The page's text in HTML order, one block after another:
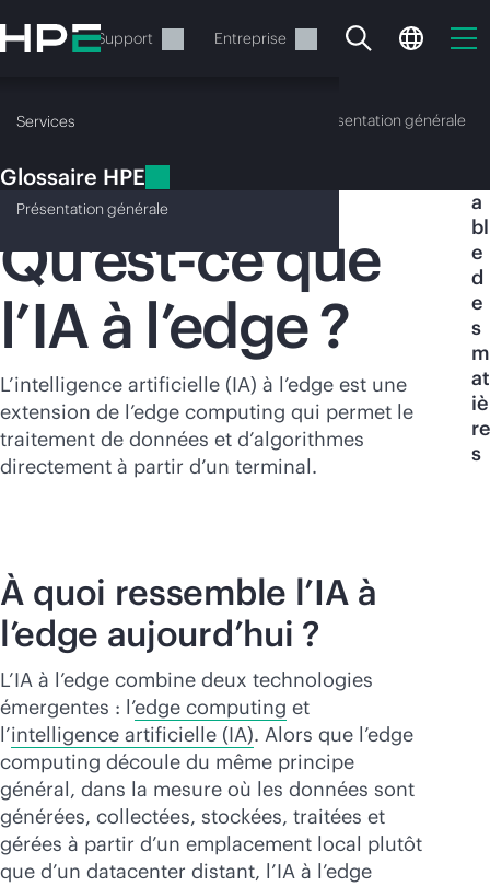
au
contenu
Services Support Entreprise
Services
Votre panier est
actuellement vide
Rendez-vous dans la boutique HPE pour
découvrir, configurer et commander.
Glossaire HPE Présentation générale
Présentation générale
Glossaire HPE
IA à l’edge
Qu’est-ce que
l’IA à l’edge ?
L’intelligence artificielle (IA) à l’edge est une
extension de l’edge computing qui permet le
traitement de données et d’algorithmes
directement à partir d’un terminal.
a
bl
e
d
e
s
m
at
iè
re
s
À quoi ressemble l’IA à
l’edge aujourd’hui ?
L’IA à l’edge combine deux technologies
émergentes : l’edge computing et
l’intelligence artificielle (IA). Alors que l’edge
computing découle du même principe
général, dans la mesure où les données sont
générées, collectées, stockées, traitées et
gérées à partir d’un emplacement local plutôt
que d’un datacenter distant, l’IA à l’edge